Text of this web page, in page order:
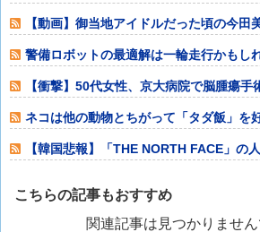
【動画】御当地アイドルだった頃の今田
警備ロボットの最適解は一輪走行かもし
【衝撃】50代女性、京大病院で脳腫瘍
ネコは他の動物とちがって「タダ飯」を
【韓国悲報】「THE NORTH FACE」の
こちらの記事もおすすめ
関連記事は見つかりません